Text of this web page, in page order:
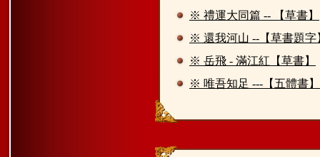
※ 禮運大同篇 -- 【草書】
※ 還我河山 --【草書題字
※ 岳飛 - 滿江紅【草書】
※ 唯吾知足 ---【五體書】